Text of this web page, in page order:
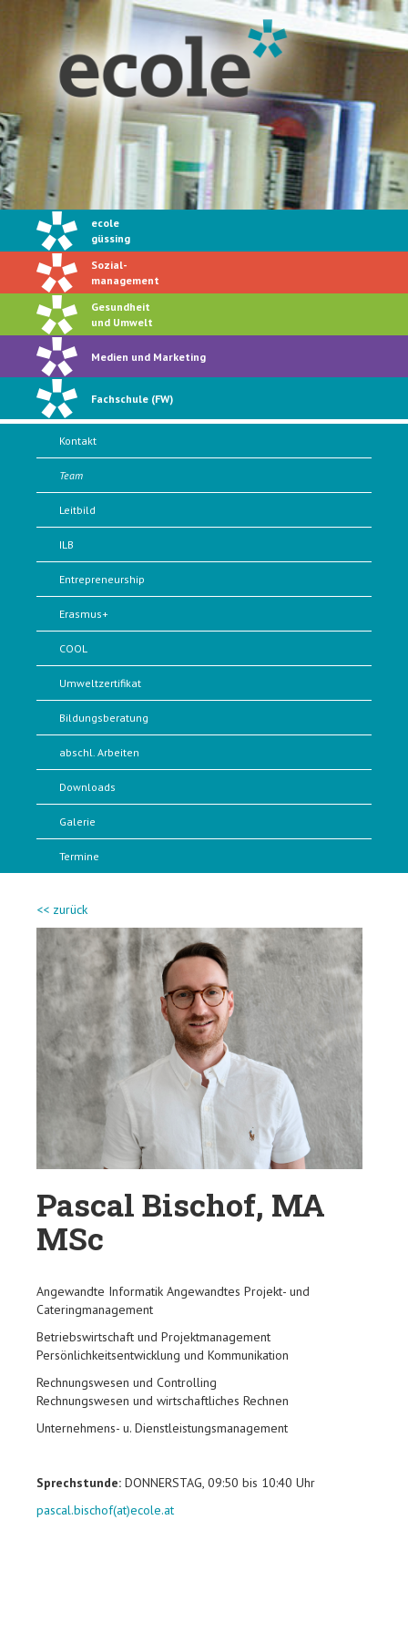
ecole
güssing
Sozial-
management
Gesundheit
und Umwelt
Medien und Marketing
Fachschule (FW)
Kontakt
Team
Leitbild
ILB
Entrepreneurship
Erasmus+
COOL
Umweltzertifikat
Bildungsberatung
abschl. Arbeiten
Downloads
Galerie
Termine
<< zurück
Pascal Bischof, MA
MSc
Angewandte Informatik Angewandtes Projekt- und
Cateringmanagement
Betriebswirtschaft und Projektmanagement
Persönlichkeitsentwicklung und Kommunikation
Rechnungswesen und Controlling
Rechnungswesen und wirtschaftliches Rechnen
Unternehmens- u. Dienstleistungsmanagement
Sprechstunde: DONNERSTAG, 09:50 bis 10:40 Uhr
pascal.bischof(at)ecole.at